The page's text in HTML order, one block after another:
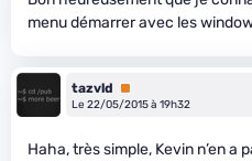
menu démarrer avec les
tazvld
Premium
Le 22/05/2015 à 19h32
Haha, très simple, Kevin n’en a